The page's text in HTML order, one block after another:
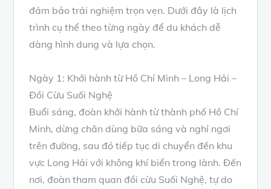
đảm bảo trải nghiệm trọn vẹn. Dưới đây là lịch
trình cụ thể theo từng ngày để du khách dễ
dàng hình dung và lựa chọn.
Ngày 1: Khởi hành từ Hồ Chí Minh – Long Hải –
Đồi Cừu Suối Nghệ
Buổi sáng, đoàn khởi hành từ thành phố Hồ Chí
Minh, dừng chân dùng bữa sáng và nghỉ ngơi
trên đường, sau đó tiếp tục di chuyển đến khu
vực Long Hải với không khí biển trong lành. Đến
nơi, đoàn tham quan đồi cừu Suối Nghệ, tự do